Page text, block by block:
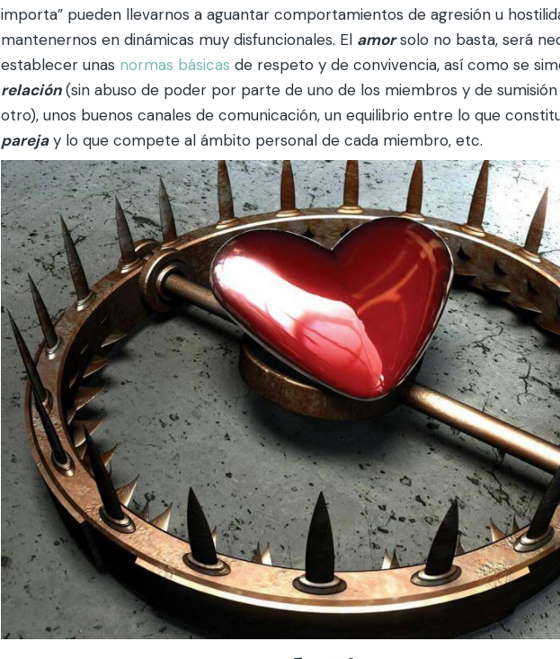
importa” pueden llevarnos a aguantar comportamientos de agresión u
mantenernos en dinámicas muy disfuncionales. El amorsolo no basta, será
establecer unas normas básicas de respeto y de convivencia, así como se
relación(sin abuso de poder por parte de uno de los miembros y de
otro), unos buenos canales de comunicación, un equilibrio entre lo que
parejay lo que compete al ámbito personal de cada miembro, etc.